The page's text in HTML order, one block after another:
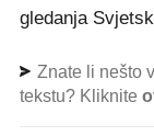
gledanja
Znate li nešto
tekstu? Kliknite